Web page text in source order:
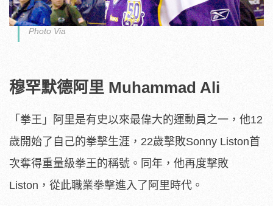
Photo Via
穆罕默德阿里 Muhammad Ali
「拳王」阿里是有史以來最偉大的運動員之一，他12
歲開始了自己的拳擊生涯，22歲擊敗Sonny Liston首
次奪得重量級拳王的稱號。同年，他再度擊敗
Liston，從此職業拳擊進入了阿里時代。